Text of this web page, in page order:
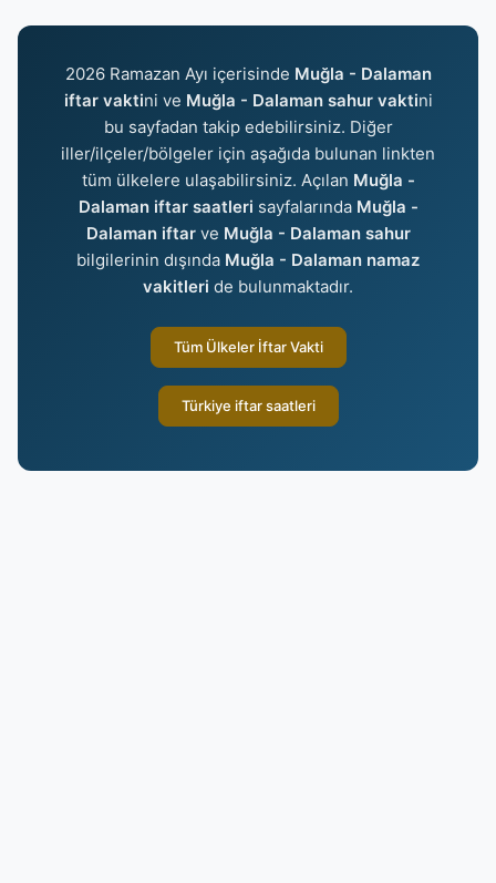
2026 Ramazan Ayı içerisinde Muğla - Dalaman
iftar vaktini ve Muğla - Dalaman sahur vaktini
bu sayfadan takip edebilirsiniz. Diğer
iller/ilçeler/bölgeler için aşağıda bulunan linkten
tüm ülkelere ulaşabilirsiniz. Açılan Muğla -
Dalaman iftar saatleri sayfalarında Muğla -
Dalaman iftarve Muğla - Dalaman sahur
bilgilerinin dışında Muğla - Dalaman namaz
vakitleri de bulunmaktadır.
Tüm Ülkeler İftar Vakti
Türkiye iftar saatleri